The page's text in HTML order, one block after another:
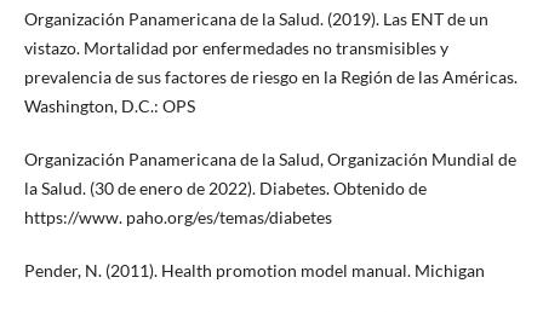
Organización Panamericana de la Salud. (2019). Las ENT de un
vistazo. Mortalidad por enfermedades no transmisibles y
prevalencia de sus factores de riesgo en la Región de las Américas.
Washington, D.C.: OPS
Organización Panamericana de la Salud, Organización Mundial de
la Salud. (30 de enero de 2022). Diabetes. Obtenido de
https://www. paho.org/es/temas/diabetes
Pender, N. (2011). Health promotion model manual. Michigan